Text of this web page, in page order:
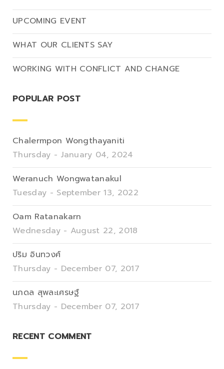
UPCOMING EVENT
WHAT OUR CLIENTS SAY
WORKING WITH CONFLICT AND CHANGE
POPULAR POST
Chalermpon Wongthayaniti
Thursday - January 04, 2024
Weranuch Wongwatanakul
Tuesday - September 13, 2022
Oam Ratanakarn
Wednesday - August 22, 2018
ปริม อินทวงศ์
Thursday - December 07, 2017
นภดล สุพละเศรษฐ์
Thursday - December 07, 2017
RECENT COMMENT